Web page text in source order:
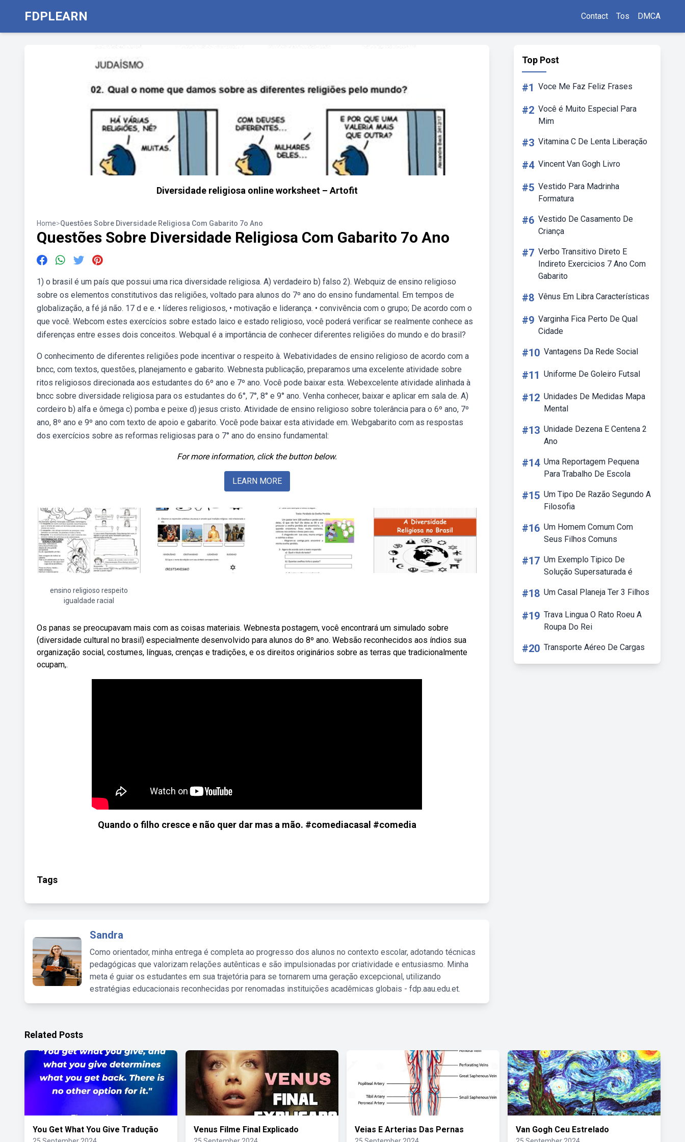
FDPLEARN Contact Tos DMCA
Diversidade religiosa online worksheet – Artofit
Home>Questões Sobre Diversidade Religiosa Com Gabarito 7o Ano
Questões Sobre Diversidade Religiosa Com Gabarito 7o Ano
1) o brasil é um país que possui uma rica diversidade religiosa. A) verdadeiro b) falso 2). Webquiz de ensino religioso
sobre os elementos constitutivos das religiões, voltado para alunos do 7º ano do ensino fundamental. Em tempos de
globalização, a fé já não. 17 d e e. • líderes religiosos, • motivação e liderança. • convivência com o grupo; De acordo com o
que você. Webcom estes exercícios sobre estado laico e estado religioso, você poderá verificar se realmente conhece as
diferenças entre esses dois conceitos. Webqual é a importância de conhecer diferentes religiões do mundo e do brasil?
O conhecimento de diferentes religiões pode incentivar o respeito à. Webatividades de ensino religioso de acordo com a
bncc, com textos, questões, planejamento e gabarito. Webnesta publicação, preparamos uma excelente atividade sobre
ritos religiosos direcionada aos estudantes do 6º ano e 7º ano. Você pode baixar esta. Webexcelente atividade alinhada à
bncc sobre diversidade religiosa para os estudantes do 6°, 7°, 8° e 9° ano. Venha conhecer, baixar e aplicar em sala de. A)
cordeiro b) alfa e ômega c) pomba e peixe d) jesus cristo. Atividade de ensino religioso sobre tolerância para o 6º ano, 7º
ano, 8º ano e 9º ano com texto de apoio e gabarito. Você pode baixar esta atividade em. Webgabarito com as respostas
dos exercícios sobre as reformas religiosas para o 7° ano do ensino fundamental:
For more information, click the button below.
LEARN MORE
ensino religioso respeito
igualdade racial
Os panas se preocupavam mais com as coisas materiais. Webnesta postagem, você encontrará um simulado sobre
(diversidade cultural no brasil) especialmente desenvolvido para alunos do 8º ano. Websão reconhecidos aos índios sua
organização social, costumes, línguas, crenças e tradições, e os direitos originários sobre as terras que tradicionalmente
ocupam,.
Quando o filho cresce e não quer dar mas a mão. #comediacasal #comedia
Tags
Sandra
Como orientador, minha entrega é completa ao progresso dos alunos no contexto escolar, adotando técnicas
pedagógicas que valorizam relações autênticas e são impulsionadas por criatividade e entusiasmo. Minha
meta é guiar os estudantes em sua trajetória para se tornarem uma geração excepcional, utilizando
estratégias educacionais reconhecidas por renomadas instituições acadêmicas globais - fdp.aau.edu.et.
Top Post
#1 Voce Me Faz Feliz Frases
#2 Você é Muito Especial Para
Mim
#3 Vitamina C De Lenta Liberação
#4 Vincent Van Gogh Livro
#5 Vestido Para Madrinha
Formatura
#6 Vestido De Casamento De
Criança
#7 Verbo Transitivo Direto E
Indireto Exercicios 7 Ano Com
Gabarito
#8 Vênus Em Libra Características
#9 Varginha Fica Perto De Qual
Cidade
#10 Vantagens Da Rede Social
#11 Uniforme De Goleiro Futsal
#12 Unidades De Medidas Mapa
Mental
#13 Unidade Dezena E Centena 2
Ano
#14 Uma Reportagem Pequena
Para Trabalho De Escola
#15 Um Tipo De Razão Segundo A
Filosofia
#16 Um Homem Comum Com
Seus Filhos Comuns
#17 Um Exemplo Tipico De
Solução Supersaturada é
#18 Um Casal Planeja Ter 3 Filhos
#19 Trava Lingua O Rato Roeu A
Roupa Do Rei
#20 Transporte Aéreo De Cargas
Related Posts
You Get What You Give Tradução Venus Filme Final Explicado Veias E Arterias Das Pernas Van Gogh Ceu Estrelado